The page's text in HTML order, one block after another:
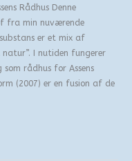
Rådhus Denne
fra min nuværende
er et mix af
I nutiden fungerer
rådhus for Assens
(2007) er en fusion af de